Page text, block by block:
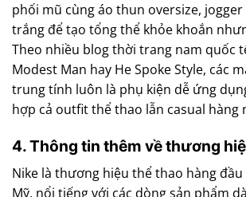
phối mũ cùng áo thun oversize, jogger
trắng để tạo tổng thể khỏe khoắn
Theo nhiều blog thời trang nam quốc
Modest Man hay He Spoke Style, các
trung tính luôn là phụ kiện dễ ứng
hợp cả outfit thể thao lẫn casual hàng
4. Thông tin thêm về thương
Nike là thương hiệu thể thao hàng
Mỹ, nổi tiếng với các dòng sản phẩm